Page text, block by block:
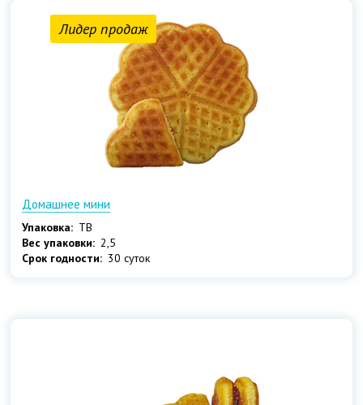
Лидер продаж
Домашнее мини
Упаковка: ТВ
Вес упаковки: 2,5
Срок годности: 30 суток